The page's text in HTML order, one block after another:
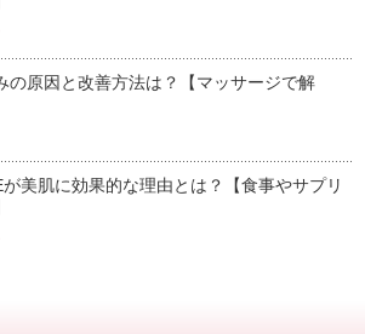
の原因と改善方法は？【マッサージで解
が美肌に効果的な理由とは？【食事やサプリ